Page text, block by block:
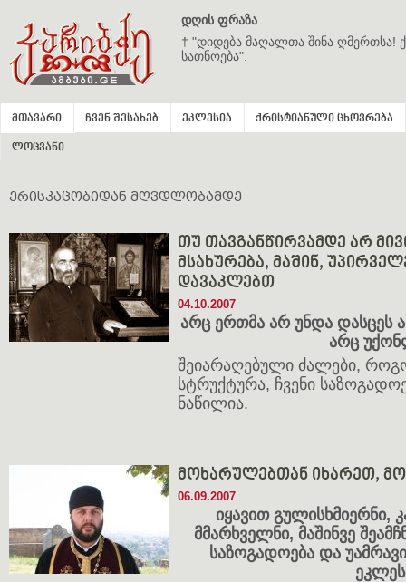
დღის ფრაზა
† "დიდება მაღალთა შინა ღმერთსა!
სათნოება".
მთავარი ჩვენ შესახებ ეკლესია ქრისტიანული ცხოვრება
ლოცვანი
ერისკაცობიდან მღვდლობამდე
თუ თავგანწირვამდე არ
მსახურება, მაშინ,
დავაკლებთ
04.10.2007
არც ერთმა არ უნდა დასცეს
არც
შეიარაღებული ძალები,
სტრუქტურა, ჩვენი
ნაწილია.
მოხარულებთან იხარეთ,
06.09.2007
იყავით
მმარხველნი, მაშინვე
საზოგადოება და